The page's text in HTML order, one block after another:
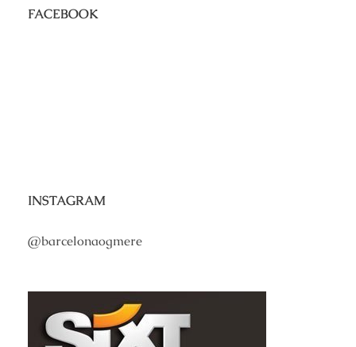
FACEBOOK
INSTAGRAM
@barcelonaogmere